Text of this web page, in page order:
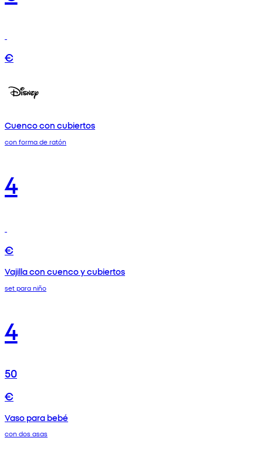
€
Cuenco con cubiertos
con forma de ratón
4
€
Vajilla con cuenco y cubiertos
set para niño
4
50
€
Vaso para bebé
con dos asas